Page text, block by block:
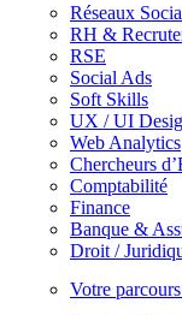
Réseaux
RH &
RSE
Social Ads
Soft Skills
UX / UI
Web Analytics
Chercheurs
Comptabilité
Finance
Banque &
Droit /
Votre